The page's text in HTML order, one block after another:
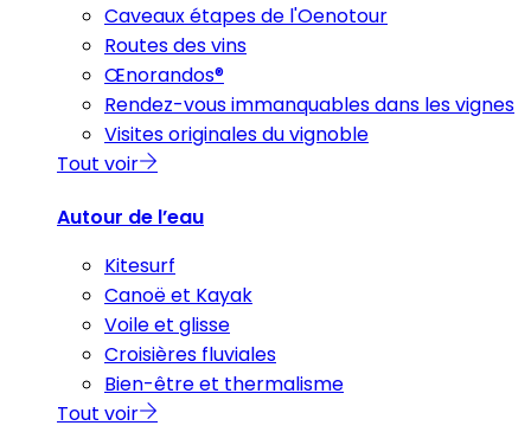
Caveaux étapes de l'Oenotour
Routes des vins
Œnorandos®
Rendez-vous immanquables dans les vignes
Visites originales du vignoble
Tout voir
Autour de l’eau
Kitesurf
Canoë et Kayak
Voile et glisse
Croisières fluviales
Bien-être et thermalisme
Tout voir